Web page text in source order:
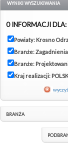
WYNIKI WYSZUKIWANIA
0 INFORMACJI DLA:
Powiaty: Krosno
Branże:
Branże:
Kraj realizacji:
BRANŻA